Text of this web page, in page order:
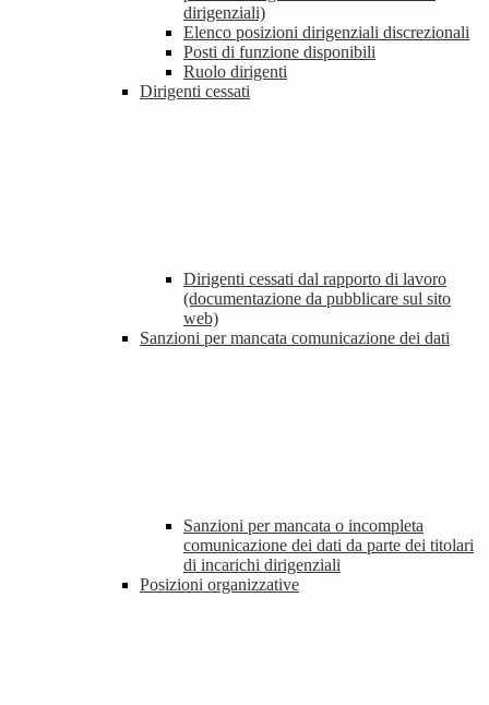
dirigenziali)
Elenco posizioni dirigenziali discrezionali
Posti di funzione disponibili
Ruolo dirigenti
Dirigenti cessati
Dirigenti cessati dal rapporto di lavoro
(documentazione da pubblicare sul sito
web)
Sanzioni per mancata comunicazione dei dati
Sanzioni per mancata o incompleta
comunicazione dei dati da parte dei titolari
di incarichi dirigenziali
Posizioni organizzative